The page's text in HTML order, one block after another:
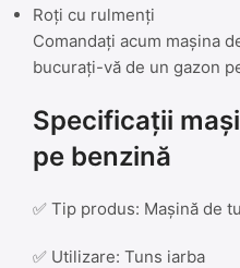
Roți cu rulmenți
Comandați acum mașina
bucurați-vă de un gazon
Specificații
pe benzină
✅ Tip produs: Mașină de
✅ Utilizare: Tuns iarba